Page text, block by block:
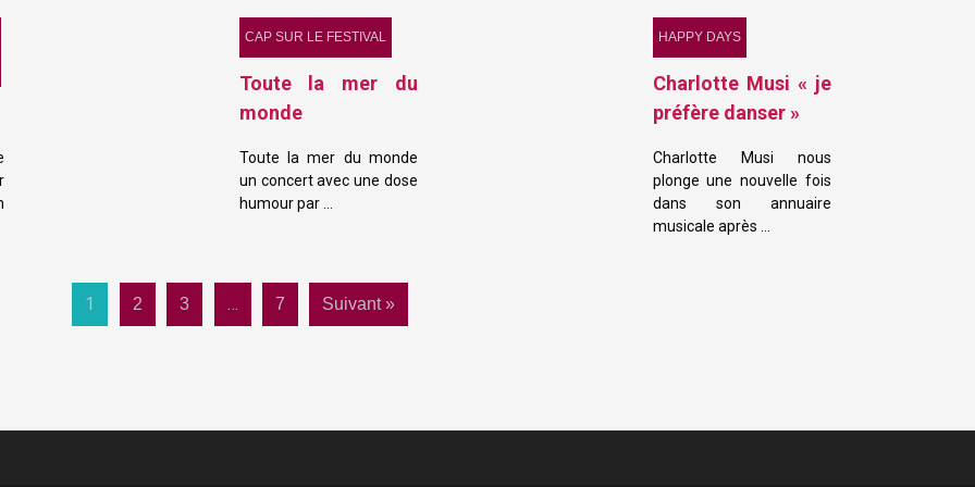
CAP SUR LE FESTIVAL
Toute la mer du
monde
Toute la mer du monde
un concert avec une dose
humour par …
HAPPY DAYS
Charlotte Musi « je
préfère danser »
Charlotte Musi nous
plonge une nouvelle fois
dans son annuaire
musicale après …
1 2 3 … 7 Suivant »